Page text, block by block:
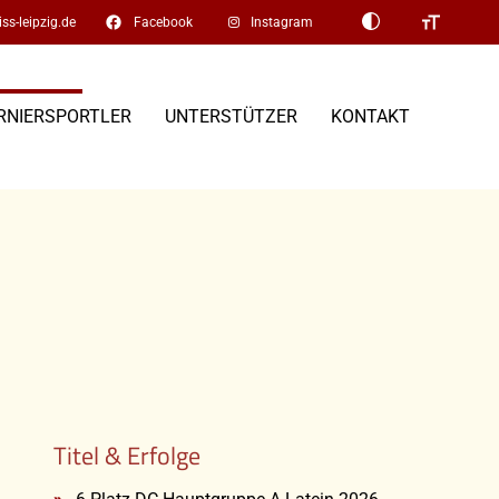
Instagram
facebook Facebook
leipzig.de
UNTERSTÜTZER KONTAKT
Titel & Erfolge